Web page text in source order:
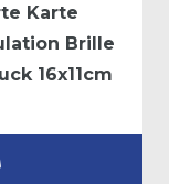
Karte
Brille
16x11cm